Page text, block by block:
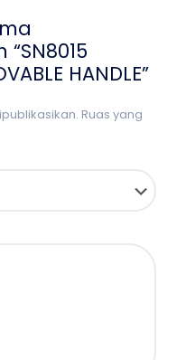
HANDLE”
Ruas yang